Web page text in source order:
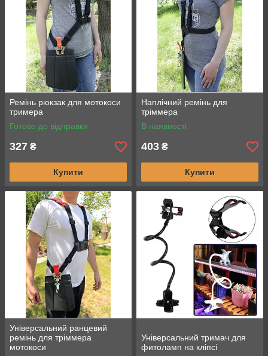
Ремінь рюкзак для мотокоси
тримера
Готово до відправки
327 ₴
Купити
Наплічний ремінь для
тріммера
В наявності
403 ₴
Купити
Універсальний ранцевий
ремінь для тріммера
мотокоси
Універсальний тримач для
фитоламп на кліпсі